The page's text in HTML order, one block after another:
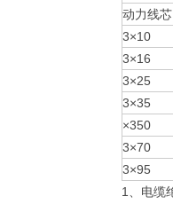
动力线芯
3×10
3×16
3×25
3×35
×350
3×70
3×95
1、电缆